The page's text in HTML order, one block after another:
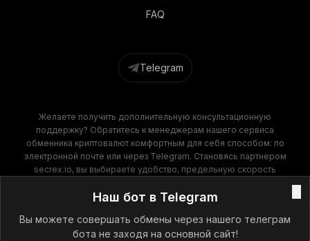
FAQ
Telegram
Желаете получить дополнительную консультационную
поддержку? Обратитесь к менеджерам нашего сервиса
обменника криптовалют комфортным для себя способом: по
электронной почте или через Telegram. Становясь партнером
secrex.io, вы выбираете удобство, предельную скорость
гарантирует высокое качество обслуживания на всех этапах
Наш бот в Telegram
Вы можете совершать обмены через нашего телеграм
бота не заходя на основной сайт!